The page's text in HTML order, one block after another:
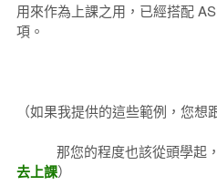
用來作為上課之用，已經搭配
項。
（如果我提供的這些範例，您想
那您的程度也該從頭學起，
去上課）